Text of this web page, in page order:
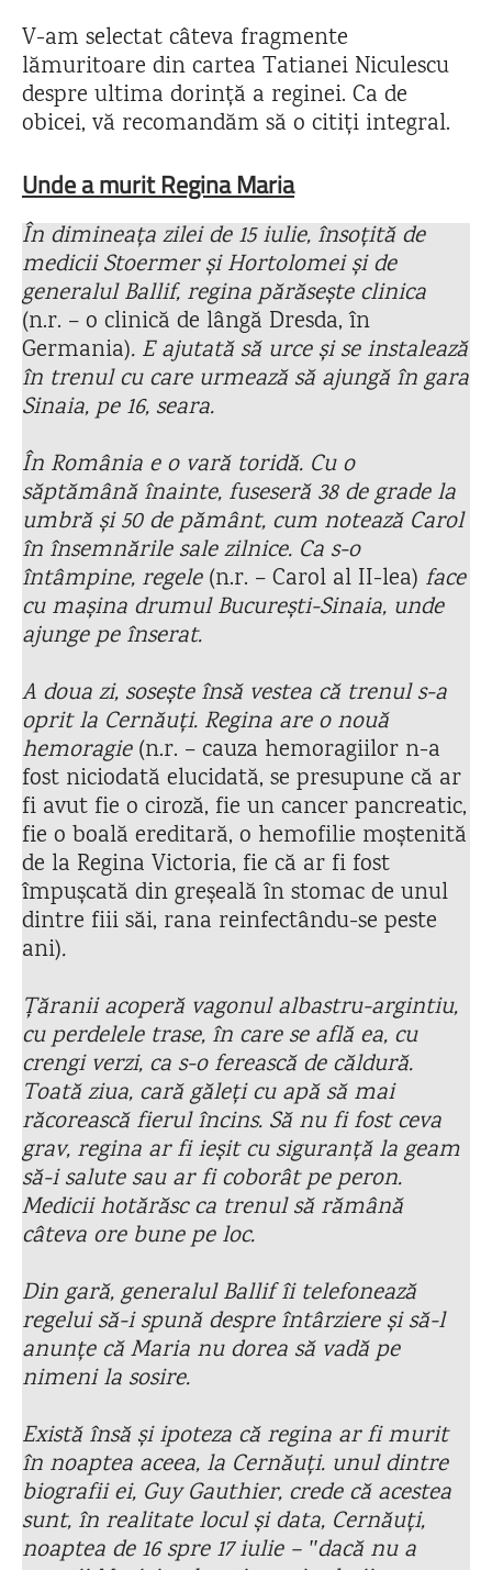
V-am selectat câteva fragmente
lămuritoare din cartea Tatianei Niculescu
despre ultima dorință a reginei. Ca de
obicei, vă recomandăm să o citiți integral.
Unde a murit Regina Maria
În dimineața zilei de 15 iulie, însoțită de
medicii Stoermer și Hortolomei și de
generalul Ballif, regina părăsește clinica
(n.r. – o clinică de lângă Dresda, în
Germania). E ajutată să urce și se instalează
în trenul cu care urmează să ajungă în gara
Sinaia, pe 16, seara.
În România e o vară toridă. Cu o
săptămână înainte, fuseseră 38 de grade la
umbră și 50 de pământ, cum notează Carol
în însemnările sale zilnice. Ca s-o
întâmpine, regele(n.r. – Carol al II-lea) face
cu mașina drumul București-Sinaia, unde
ajunge pe înserat.
A doua zi, sosește însă vestea că trenul s-a
oprit la Cernăuți. Regina are o nouă
hemoragie(n.r. – cauza hemoragiilor n-a
fost niciodată elucidată, se presupune că ar
fi avut fie o ciroză, fie un cancer pancreatic,
fie o boală ereditară, o hemofilie moștenită
de la Regina Victoria, fie că ar fi fost
împușcată din greșeală în stomac de unul
dintre fiii săi, rana reinfectându-se peste
ani).
Țăranii acoperă vagonul albastru-argintiu,
cu perdelele trase, în care se află ea, cu
crengi verzi, ca s-o ferească de căldură.
Toată ziua, cară găleți cu apă să mai
răcorească fierul încins. Să nu fi fost ceva
grav, regina ar fi ieșit cu siguranță la geam
să-i salute sau ar fi coborât pe peron.
Medicii hotărăsc ca trenul să rămână
câteva ore bune pe loc.
Din gară, generalul Ballif îi telefonează
regelui să-i spună despre întârziere și să-l
anunțe că Maria nu dorea să vadă pe
nimeni la sosire.
Există însă și ipoteza că regina ar fi murit
în noaptea aceea, la Cernăuți. unul dintre
biografii ei, Guy Gauthier, crede că acestea
sunt, în realitate locul și data, Cernăuți,
noaptea de 16 spre 17 iulie – ʺdacă nu a